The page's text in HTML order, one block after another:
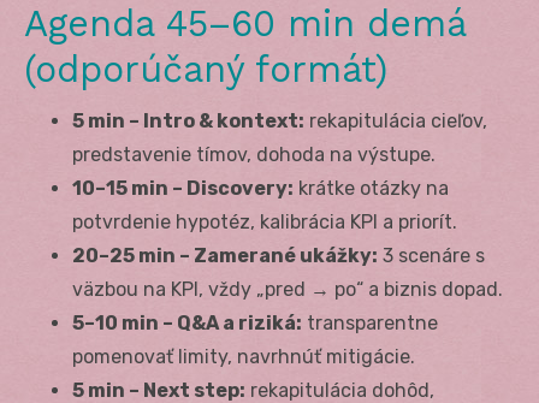
Agenda 45–60 min demá
(odporúčaný formát)
5 min – Intro & kontext: rekapitulácia cieľov,
predstavenie tímov, dohoda na výstupe.
10–15 min – Discovery: krátke otázky na
potvrdenie hypotéz, kalibrácia KPI a priorít.
20–25 min – Zamerané ukážky: 3 scenáre s
väzbou na KPI, vždy „pred → po“ a biznis dopad.
5–10 min – Q&A a riziká: transparentne
pomenovať limity, navrhnúť mitigácie.
5 min – Next step: rekapitulácia dohôd,